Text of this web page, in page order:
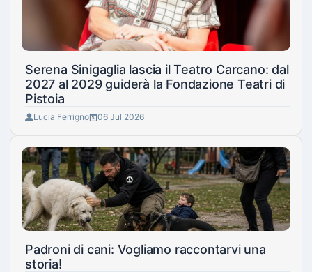
Serena Sinigaglia lascia il Teatro Carcano: dal
2027 al 2029 guiderà la Fondazione Teatri di
Pistoia
Lucia Ferrigno 06 Jul 2026
Padroni di cani: Vogliamo raccontarvi una
storia!